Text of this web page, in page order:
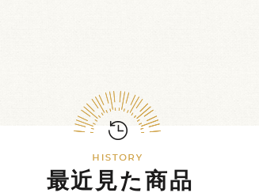
最近見た商品